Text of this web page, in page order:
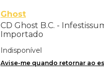
Ghost
CD Ghost B.C. -
Importado
Indisponível
Avise-me quando retornar ao